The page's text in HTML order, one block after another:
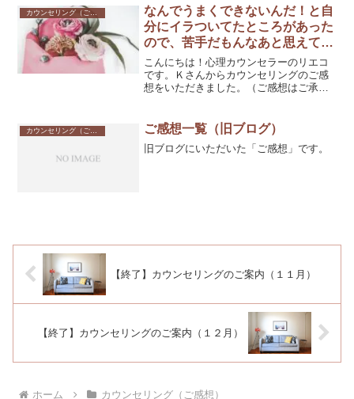
復帰」というタイミングでセッションに
きてくださいました。どん...
カウンセリング（ご感想）
なんでうまくできないんだ！と自
分にイラついてたところがあった
ので、苦手だもんなあと思えてホ
ッとしています【ご感想】
こんにちは！心理カウンセラーのリエコ
です。Ｋさんからカウンセリングのご感
想をいただきました。（ご感想はご承諾
どんなふうに選択していけばよいのかわ
からない」というご相談で...
カウンセリング（ご感想） ご感想一覧（旧ブログ）
旧ブログにいただいた「ご感想」です。
【終了】カウンセリングのご案内（１１月）
【終了】カウンセリングのご案内（１２月）
ホーム カウンセリング（ご感想）